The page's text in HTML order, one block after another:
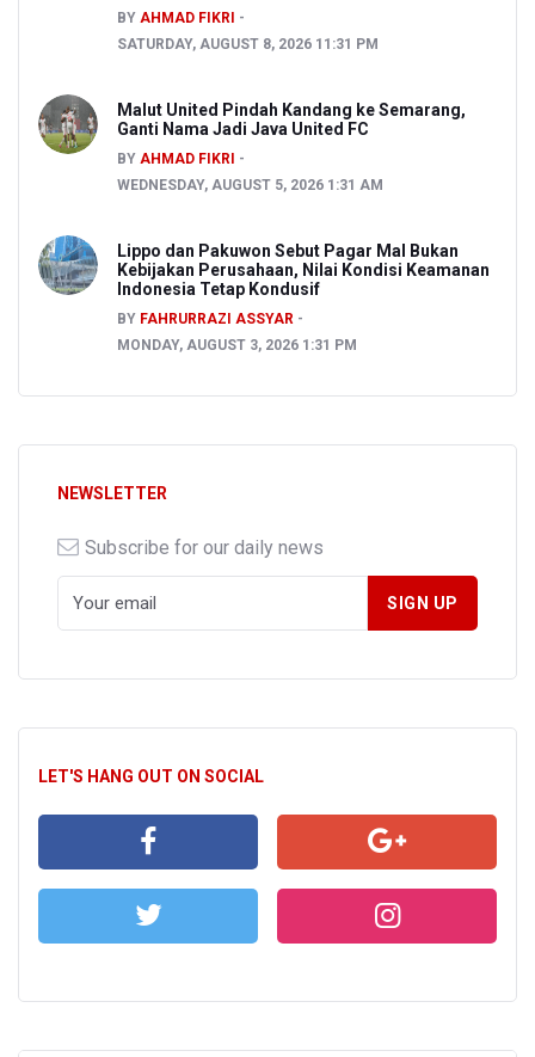
BY AHMAD FIKRI
SATURDAY, AUGUST 8, 2026 11:31 PM
Malut United Pindah Kandang ke Semarang,
Ganti Nama Jadi Java United FC
BY AHMAD FIKRI
WEDNESDAY, AUGUST 5, 2026 1:31 AM
Lippo dan Pakuwon Sebut Pagar Mal Bukan
Kebijakan Perusahaan, Nilai Kondisi Keamanan
Indonesia Tetap Kondusif
BY FAHRURRAZI ASSYAR
MONDAY, AUGUST 3, 2026 1:31 PM
NEWSLETTER
Subscribe for our daily news
LET'S HANG OUT ON SOCIAL